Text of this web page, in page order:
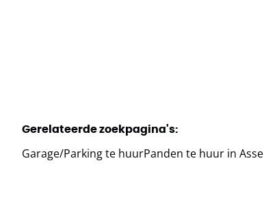
Gerelateerde zoekpagina's:
Garage/Parking te huurPanden te huur in Asse